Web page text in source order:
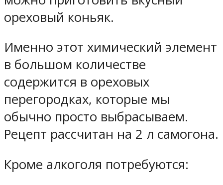
ореховый коньяк.
Именно этот химический элемент
в большом количестве
содержится в ореховых
перегородках, которые мы
обычно просто выбрасываем.
Рецепт рассчитан на 2 л самогона.
Кроме алкоголя потребуются: